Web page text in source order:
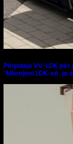
Përplasja VV-LDK
“Mbrojeni LDK-në, jo